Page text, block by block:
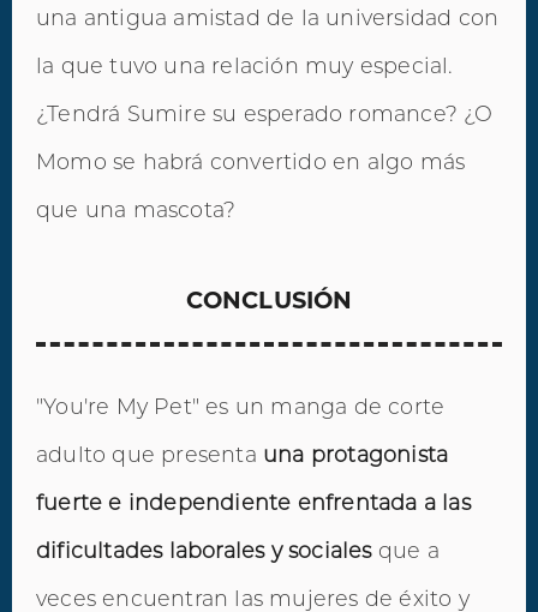
una antigua amistad de la universidad con
la que tuvo una relación muy especial.
¿Tendrá Sumire su esperado romance? ¿O
Momo se habrá convertido en algo más
que una mascota?
CONCLUSIÓN
"You're My Pet" es un manga de corte
adulto que presenta una protagonista
fuerte e independiente enfrentada a las
dificultades laborales y socialesque a
veces encuentran las mujeres de éxito y